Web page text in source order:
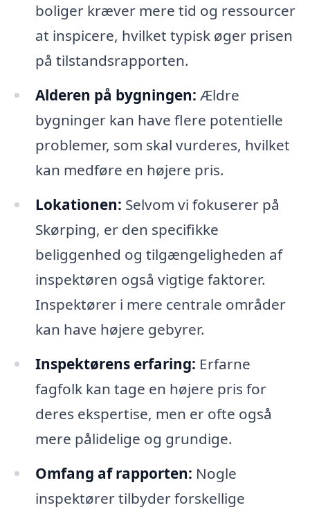
boliger kræver mere tid og ressourcer
at inspicere, hvilket typisk øger prisen
på tilstandsrapporten.
Alderen på bygningen: Ældre
bygninger kan have flere potentielle
problemer, som skal vurderes, hvilket
kan medføre en højere pris.
Lokationen: Selvom vi fokuserer på
Skørping, er den specifikke
beliggenhed og tilgængeligheden af
inspektøren også vigtige faktorer.
Inspektører i mere centrale områder
kan have højere gebyrer.
Inspektørens erfaring: Erfarne
fagfolk kan tage en højere pris for
deres ekspertise, men er ofte også
mere pålidelige og grundige.
Omfang af rapporten: Nogle
inspektører tilbyder forskellige